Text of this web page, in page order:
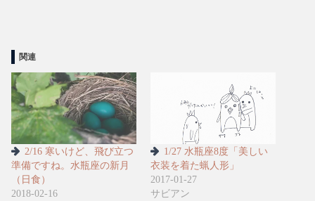
関連
2/16 寒いけど、飛び立つ
準備ですね。水瓶座の新月
（日食）
2018-02-16
1/27 水瓶座8度「美しい
衣装を着た蝋人形」
2017-01-27
サビアン